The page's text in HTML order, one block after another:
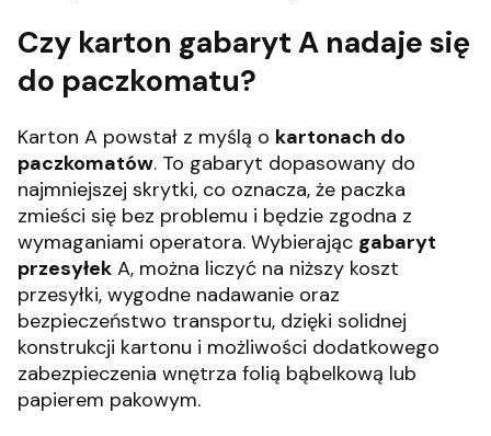
Czy karton gabaryt A nadaje się
do paczkomatu?
Karton A powstał z myślą o kartonach do
paczkomatów. To gabaryt dopasowany do
najmniejszej skrytki, co oznacza, że paczka
zmieści się bez problemu i będzie zgodna z
wymaganiami operatora. Wybierając gabaryt
przesyłek A, można liczyć na niższy koszt
przesyłki, wygodne nadawanie oraz
bezpieczeństwo transportu, dzięki solidnej
konstrukcji kartonu i możliwości dodatkowego
zabezpieczenia wnętrza folią bąbelkową lub
papierem pakowym.